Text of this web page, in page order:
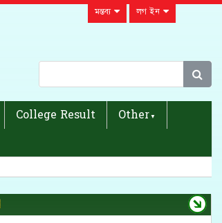
মন্তব্য লগ ইন
College Result Other